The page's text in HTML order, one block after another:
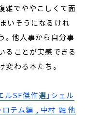
雑でややこしくて面
いそうになるけれ
。他人事から自分事
ることが実感できる
変わる本たち。
ルSF傑作選」シェル
ロテム編 , 中村 融 他